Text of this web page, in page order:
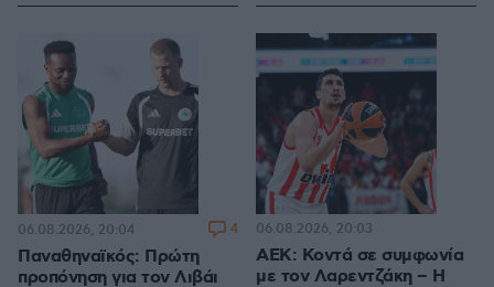
Παναθηναϊκός: Πρώτη
προπόνηση για τον Λιβάι
06.08.2026, 20:04 4
ΑΕΚ: Κοντά σε συμφωνία
με τον Λαρεντζάκη – Η
06.08.2026, 20:03